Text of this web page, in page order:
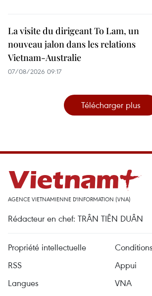
La visite du dirigeant To Lam, un
nouveau jalon dans les relations
Vietnam-Australie
07/08/2026 09:17
Télécharger plus
AGENCE VIETNAMIENNE D'INFORMATION (VNA)
Rédacteur en chef: TRÂN TIÊN DUÂN
Propriété intellectuelle
RSS
Appui
Langues
VNA